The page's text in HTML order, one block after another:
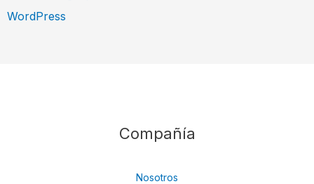
WordPress
Compañía
Nosotros